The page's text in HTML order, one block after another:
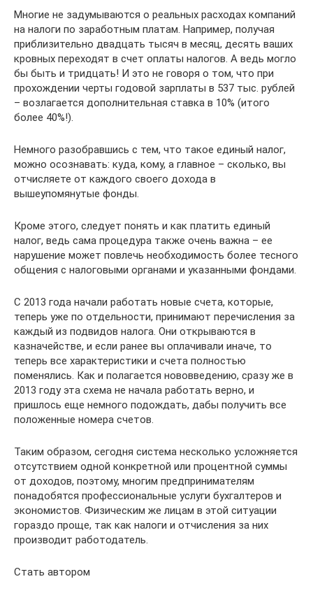
Многие не задумываются о реальных расходах компаний
на налоги по заработным платам. Например, получая
приблизительно двадцать тысяч в месяц, десять ваших
кровных переходят в счет оплаты налогов. А ведь могло
бы быть и тридцать! И это не говоря о том, что при
прохождении черты годовой зарплаты в 537 тыс. рублей
– возлагается дополнительная ставка в 10% (итого
более 40%!).
Немного разобравшись с тем, что такое единый налог,
можно осознавать: куда, кому, а главное – сколько, вы
отчисляете от каждого своего дохода в
вышеупомянутые фонды.
Кроме этого, следует понять и как платить единый
налог, ведь сама процедура также очень важна – ее
нарушение может повлечь необходимость более тесного
общения с налоговыми органами и указанными фондами.
С 2013 года начали работать новые счета, которые,
теперь уже по отдельности, принимают перечисления за
каждый из подвидов налога. Они открываются в
казначействе, и если ранее вы оплачивали иначе, то
теперь все характеристики и счета полностью
поменялись. Как и полагается нововведению, сразу же в
2013 году эта схема не начала работать верно, и
пришлось еще немного подождать, дабы получить все
положенные номера счетов.
Таким образом, сегодня система несколько усложняется
отсутствием одной конкретной или процентной суммы
от доходов, поэтому, многим предпринимателям
понадобятся профессиональные услуги бухгалтеров и
экономистов. Физическим же лицам в этой ситуации
гораздо проще, так как налоги и отчисления за них
производит работодатель.
Стать автором